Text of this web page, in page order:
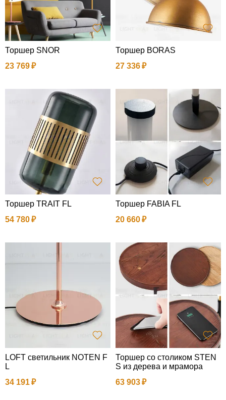
Торшер SNOR
23 769
Торшер BORAS
27 336
Торшер TRAIT FL
54 780
Торшер FABIA FL
20 660
LOFT светильник NOTEN F
L
34 191
Торшер со столиком STEN
S из дерева и мрамора
63 903